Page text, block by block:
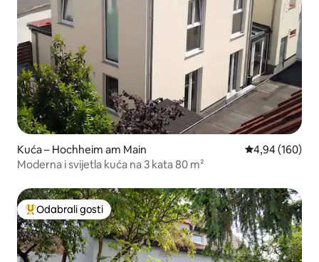
Kuća – Hochheim am Main Prosječna
4,94 (160)
Moderna i svijetla kuća na 3 kata 80 m²
Među najviše rangiranima s oznakom „Odabrali gosti”
Odabrali gosti